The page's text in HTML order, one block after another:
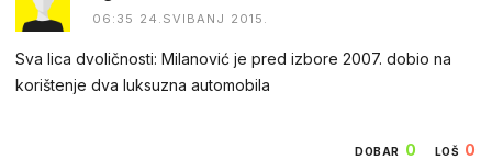
06:35 24.SVIBANJ 2015.
Sva lica dvoličnosti: Milanović je pred izbore 2007. dobio na
korištenje dva luksuzna automobila
DOBAR 0 LOŠ 0